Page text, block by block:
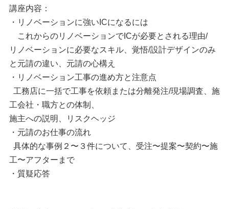
講座内容：
・リノベーションに強いICになるには
これからのリノベーションでICが必要とされる理由/
リノベーションに必要なスキル、覚悟/設計デザインのみ
と元請の違い、元請の心構え
・リノベーション工事の進め方と注意点
工務店に一括で工事を依頼または分離発注/現場調査、施
工会社・職方との体制、
施主への説明、リスクヘッジ
・元請のお仕事の流れ
具体的な事例２〜３件について、受注〜提案〜契約〜施
工〜アフターまで
・質疑応答